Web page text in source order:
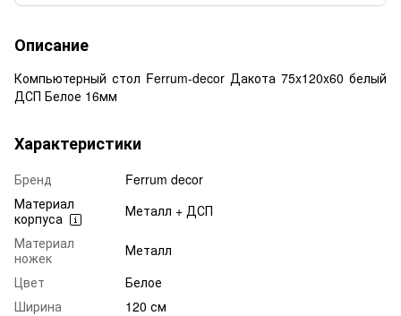
Описание
Компьютерный стол Ferrum-decor Дакота 75x120x60 белый
ДСП Белое 16мм
Характеристики
Бренд
Ferrum decor
Материал
корпуса
Металл + ДСП
Материал
ножек
Металл
Цвет
Белое
Ширина
120 см